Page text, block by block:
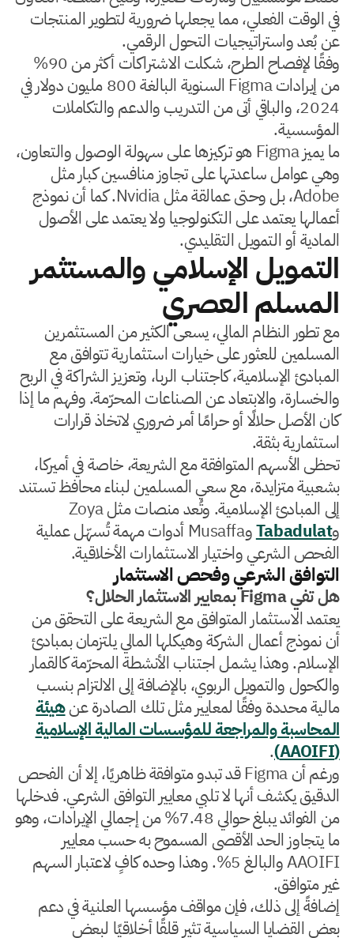
في الوقت الفعلي، مما يجعلها ضرورية لتطوير المنتجات
عن بُعد واستراتيجيات التحول الرقمي.
وفقًا لإفصاح الطرح، شكلت الاشتراكات أكثر من 90%
من إيرادات Figma السنوية البالغة 800 مليون دولار في
2024، والباقي أتى من التدريب والدعم والتكاملات
المؤسسية.
ما يميز Figma هو تركيزها على سهولة الوصول والتعاون،
وهي عوامل ساعدتها على تجاوز منافسين كبار مثل
Adobe، بل وحتى عمالقة مثل Nvidia. كما أن نموذج
أعمالها يعتمد على التكنولوجيا ولا يعتمد على الأصول
المادية أو التمويل التقليدي.
التمويل الإسلامي والمستثمر
المسلم العصري
مع تطور النظام المالي، يسعى الكثير من المستثمرين
المسلمين للعثور على خيارات استثمارية تتوافق مع
المبادئ الإسلامية، كاجتناب الربا، وتعزيز الشراكة في الربح
والخسارة، والابتعاد عن الصناعات المحرّمة. وفهم ما إذا
كان الأصل حلالًا أو حرامًا أمر ضروري لاتخاذ قرارات
استثمارية بثقة.
تحظى الأسهم المتوافقة مع الشريعة، خاصة في أميركا،
بشعبية متزايدة، مع سعي المسلمين لبناء محافظ تستند
إلى المبادئ الإسلامية. وتُعد منصات مثل Zoya
وTabadulat
وMusaffa أدوات مهمة تُسهّل عملية
الفحص الشرعي واختيار الاستثمارات الأخلاقية.
التوافق الشرعي وفحص الاستثمار
هل تفي Figma بمعايير الاستثمار الحلال؟
يعتمد الاستثمار المتوافق مع الشريعة على التحقق من
أن نموذج أعمال الشركة وهيكلها المالي يلتزمان بمبادئ
الإسلام. وهذا يشمل اجتناب الأنشطة المحرّمة كالقمار
والكحول والتمويل الربوي، بالإضافة إلى الالتزام بنسب
مالية محددة وفقًا لمعايير مثل تلك الصادرة عنهيئة
المحاسبة والمراجعة للمؤسسات المالية الإسلامية
(AAOIFI)
.
ورغم أن Figma قد تبدو متوافقة ظاهريًا، إلا أن الفحص
الدقيق يكشف أنها لا تلبي معايير التوافق الشرعي. فدخلها
من الفوائد يبلغ حوالي 7.48% من إجمالي الإيرادات، وهو
ما يتجاوز الحد الأقصى المسموح به حسب معايير
AAOIFI والبالغ 5%. وهذا وحده كافٍ لاعتبار السهم
غير متوافق.
إضافةً إلى ذلك، فإن مواقف مؤسسها العلنية في دعم
بعض القضايا السياسية تثير قلقًا أخلاقيًا لبعض